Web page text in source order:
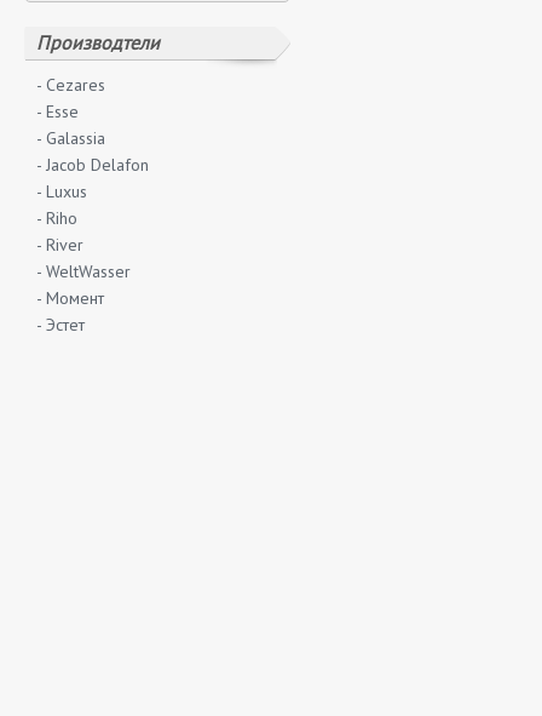
Производтели
- Cezares
- Esse
- Galassia
- Jacob Delafon
- Luxus
- Riho
- River
- WeltWasser
- Момент
- Эстет